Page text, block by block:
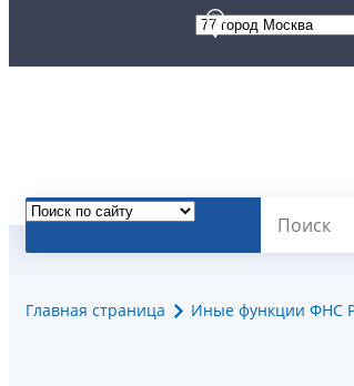
Главная страница Иные функции ФНС